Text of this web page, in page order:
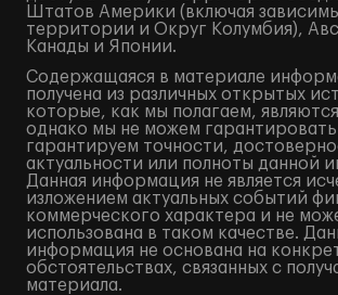
Штатов Америки (включая
территории и Округ Колумбия),
Канады и Японии.
Содержащаяся в материале
получена из различных открытых
которые, как мы полагаем,
однако мы не можем гарантировать
гарантируем точности,
актуальности или полноты данной
Данная информация не является
изложением актуальных событий
коммерческого характера и не
использована в таком качестве.
информация не основана на
обстоятельствах, связанных с
материала.